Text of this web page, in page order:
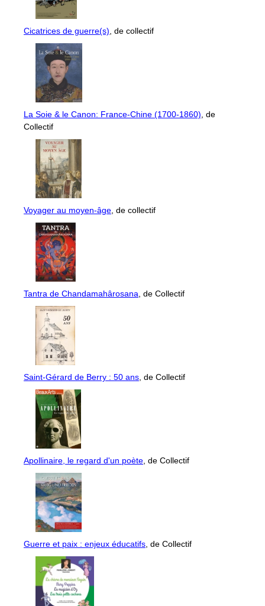
Cicatrices de guerre(s) , de collectif
La Soie & le Canon: France-Chine (1700-1860) , de
Collectif
Voyager au moyen-âge , de collectif
Tantra de Chandamahârosana , de Collectif
Saint-Gérard de Berry : 50 ans , de Collectif
Apollinaire, le regard d'un poète , de Collectif
Guerre et paix : enjeux éducatifs , de Collectif